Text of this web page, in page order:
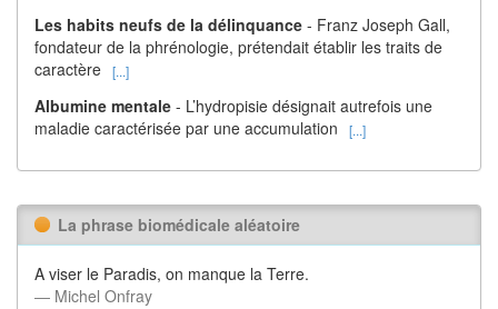
Les habits neufs de la délinquance - Franz Joseph Gall,
fondateur de la phrénologie, prétendait établir les traits de
caractère [...]
Albumine mentale - L’hydropisie désignait autrefois une
maladie caractérisée par une accumulation
[...]
La phrase biomédicale aléatoire
A viser le Paradis, on manque la Terre.
― Michel Onfray